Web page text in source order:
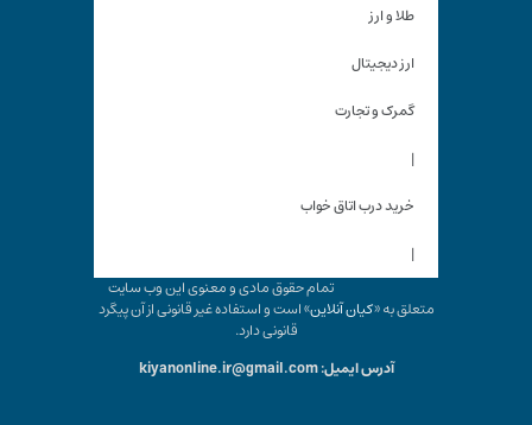
طلا و ارز
ارز دیجیتال
گمرک و تجارت
|
خرید درب اتاق خواب
|
تمام حقوق مادی و معنوی این وب سایت
متعلق به «کیان آنلاین» است و استفاده غیر قانونی از آن پیگرد
قانونی دارد.
آدرس ایمیل: kiyanonline.ir@gmail.com